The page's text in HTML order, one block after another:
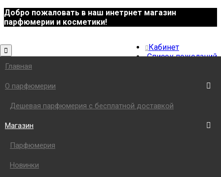
Добро пожаловать в наш инетрнет магазин
парфюмерии и косметики!
Кабинет
Список пожеланий
Менеджер по продажам:
+7(919) 790 55 85
Главная
О парфюмерии
Дешевая парфюмерия с бесплатной доставкой
Магазин
Парфюмерия
Новинки